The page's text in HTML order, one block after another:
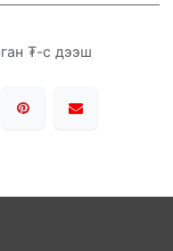
₮-с дээш